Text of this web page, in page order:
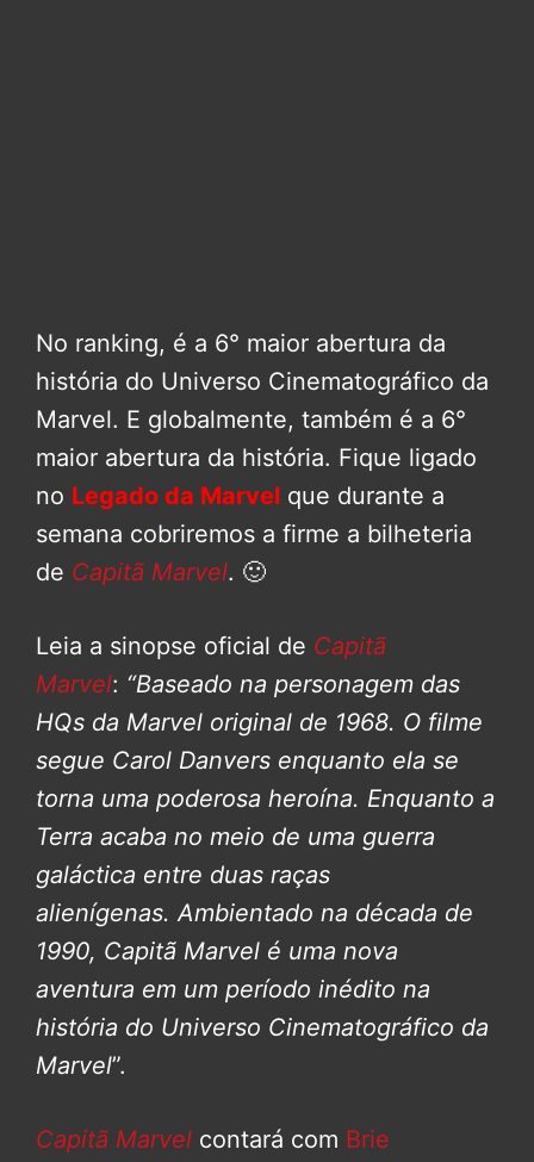
No ranking, é a 6° maior abertura da
história do Universo Cinematográfico da
Marvel. E globalmente, também é a 6°
maior abertura da história. Fique ligado
no Legado da Marvel que durante a
semana cobriremos a firme a bilheteria
de Capitã Marvel. 🙂
Leia a sinopse oficial de Capitã
Marvel: “Baseado na personagem das
HQs da Marvel original de 1968. O filme
segue Carol Danvers enquanto ela se
torna uma poderosa heroína. Enquanto a
Terra acaba no meio de uma guerra
galáctica entre duas raças
alienígenas. Ambientado na década de
1990, Capitã Marvel é uma nova
aventura em um período inédito na
história do Universo Cinematográfico da
Marvel”.
Capitã Marvel contará com Brie